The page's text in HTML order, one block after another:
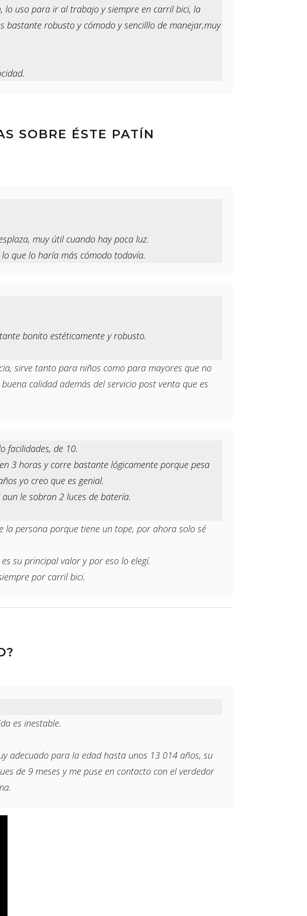
lo uso para ir al trabajo y siempre en carril bici, la
robusto y cómodo y sencilllo de manejar,muy
SOBRE ÉSTE PATÍN
muy útil cuando hay poca luz.
que lo haría más cómodo todavía.
bonito estéticamente y robusto.
sirve tanto para niños como para mayores que no
calidad además del servicio post venta que es
facilidades, de 10.
3 horas y corre bastante lógicamente porque pesa
yo creo que es genial.
le sobran 2 luces de batería.
la persona porque tiene un tope, por ahora solo sé
su principal valor y por eso lo elegí.
por carril bici.
es inestable.
adecuado para la edad hasta unos 13 014 años, su
de 9 meses y me puse en contacto con el verdedor